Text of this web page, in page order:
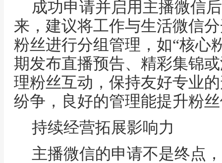
成功申请并启用主播微信
来，建议将工作与生活微信
粉丝进行分组管理，如“核心
期发布直播预告、精彩集锦
理粉丝互动，保持友好专业
纷争，良好的管理能提升粉
持续经营拓展影响力
主播微信的申请不是终点